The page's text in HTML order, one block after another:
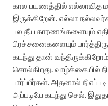
கால பயணத்தில் எல்லாவித
இருக்கிறேன். எல்லா
பல தீய காரணங்களையும்
பிரச்சனைகளையும்
கடந்து தான்
சொல்கிறது. வாழ்க்கையில்
பார்ப்பீர்கள். அதனால் நீ
அப்படியே கடந்து செல்.